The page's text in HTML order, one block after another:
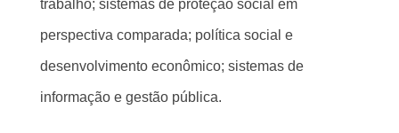
trabalho; sistemas de proteção social em
perspectiva comparada; política social e
desenvolvimento econômico; sistemas de
informação e gestão pública.